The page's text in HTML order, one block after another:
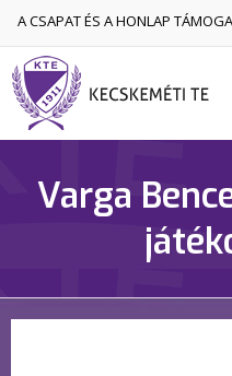
A CSAPAT ÉS A HONLAP
Varga